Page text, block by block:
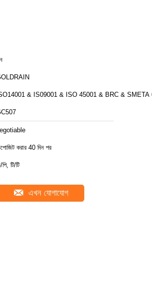
& IS09001 & ISO 45001 & BRC & SMETA
করার 40 দিন পর
পি, টি/টি
এখন যোগাযোগ